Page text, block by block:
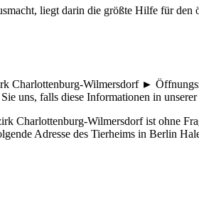
liegt darin die größte Hilfe für den
Charlottenburg-Wilmersdorf ►
uns, falls diese Informationen in
Charlottenburg-Wilmersdorf ist ohne
Adresse des Tierheims in Berlin